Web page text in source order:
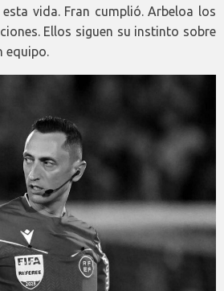
vida. Fran cumplió. Arbeloa los
Ellos siguen su instinto sobre
equipo.